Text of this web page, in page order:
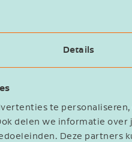
Details
te
delen we informatie
Deze partners